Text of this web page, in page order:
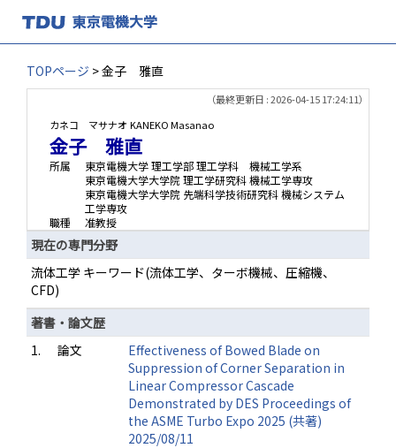
TOPページ > 金子 雅直
（最終更新日 : 2026-04-15 17:24:11）
カネコ マサナオ KANEKO Masanao
金子 雅直
所属
東京電機大学 理工学部 理工学科 機械工学系
東京電機大学大学院 理工学研究科 機械工学専攻
東京電機大学大学院 先端科学技術研究科 機械システム
工学専攻
職種
准教授
現在の専門分野
流体工学 キーワード(流体工学、ターボ機械、圧縮機、
CFD)
著書・論文歴
1.
論文
Effectiveness of Bowed Blade on
Suppression of Corner Separation in
Linear Compressor Cascade
Demonstrated by DES Proceedings of
the ASME Turbo Expo 2025 (共著)
2025/08/11